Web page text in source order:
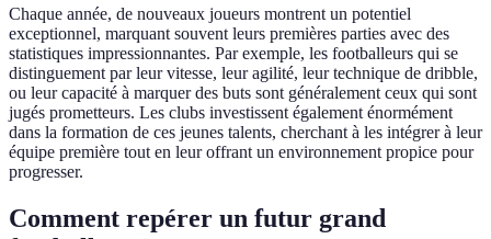
Chaque année, de nouveaux joueurs montrent un potentiel
exceptionnel, marquant souvent leurs premières parties avec des
statistiques impressionnantes. Par exemple, les footballeurs qui se
distinguement par leur vitesse, leur agilité, leur technique de dribble,
ou leur capacité à marquer des buts sont généralement ceux qui sont
jugés prometteurs. Les clubs investissent également énormément
dans la formation de ces jeunes talents, cherchant à les intégrer à leur
équipe première tout en leur offrant un environnement propice pour
progresser.
Comment repérer un futur grand